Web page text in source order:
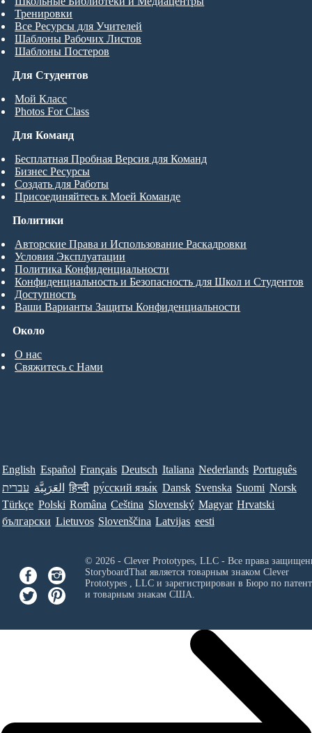
Для Студентов
Мой Класс
Photos For Class
Тренировки
Все Ресурсы для Учителей
Шаблоны Рабочих Листов
Шаблоны Постеров
Для Команд
Бесплатная Пробная Версия для Команд
Бизнес Ресурсы
Создать для Работы
Присоединяйтесь к Моей Команде
Около
О нас
Свяжитесь с Нами
Политики
Авторские Права и Использование Раскадровки
Условия Эксплуатации
Политика Конфиденциальности
Конфиденциальность и Безопасность для Школ и Студентов
Доступность
Ваши Варианты Защиты Конфиденциальности
English Español Français Deutsch Italiana Nederlands Português
עברית العَرَبِيَّة हिन्दी ру́сский язы́к Dansk Svenska Suomi Norsk
Türkçe Polski Româna Ceština Slovenský Magyar Hrvatski
български Lietuvos Slovenščina Latvijas eesti
© 2026 - Clever Prototypes, LLC - Все права
StoryboardThat является товарным знаком Clever
Prototypes , LLCи зарегистрирован в Бюро по
и товарным знакам США.